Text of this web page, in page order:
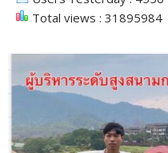
Total views : 31895984